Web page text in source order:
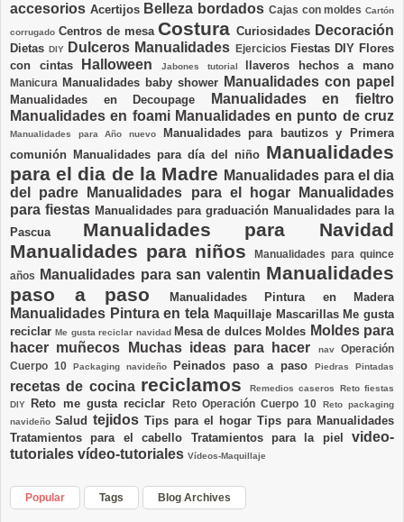
accesorios Acertijos Belleza bordados Cajas con moldesCartón
corrugado Centros de mesa CosturaCuriosidades Decoración
DietasDIY Dulceros Manualidades Ejercicios Fiestas DIY Flores
con cintas
Halloween Jabones tutorial llaveros hechos a mano
Manicura Manualidades baby shower Manualidades con papel
Manualidades en Decoupage
Manualidades en fieltro
Manualidades en foami Manualidades en punto de cruz
Manualidades para Año nuevo
Manualidades para bautizos y Primera
comunión Manualidades para día del niño Manualidades
para el dia de la Madre Manualidades para el dia
del padre
Manualidades para el hogar
Manualidades
para fiestas Manualidades para graduación Manualidades para la
Pascua Manualidades para Navidad
Manualidades para niños
Manualidades para quince
años
Manualidades para san valentin Manualidades
paso a paso
Manualidades Pintura en Madera
Manualidades Pintura en tela Maquillaje Mascarillas Me gusta
reciclarMe gusta reciclar navidad Mesa de dulces Moldes Moldes para
hacer muñecos
Muchas ideas para hacer navOperación
Cuerpo 10 Packaging navideño Peinados paso a paso Piedras Pintadas
recetas de cocina reciclamos Remedios caseros Reto fiestas
DIY
Reto me gusta reciclar Reto Operación Cuerpo 10
Reto packaging
navideño Salud tejidos Tips para el hogar Tips para Manualidades
Tratamientos para el cabello Tratamientos para la piel video-
tutoriales vídeo-tutoriales Vídeos-Maquillaje
Popular Tags Blog Archives